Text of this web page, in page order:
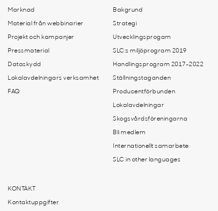
Marknad
Material från webbinarier
Projekt och kampanjer
Pressmaterial
Dataskydd
Lokalavdelningars verksamhet
FAQ
Bakgrund
Strategi
Utvecklingsprogam
SLC:s miljöprogram 2019
Handlingsprogram 2017-2022
Ställningstaganden
Producentförbunden
Lokalavdelningar
Skogsvårdsföreningarna
Bli medlem
Internationellt samarbete
SLC in other languages
KONTAKT
Kontaktuppgifter